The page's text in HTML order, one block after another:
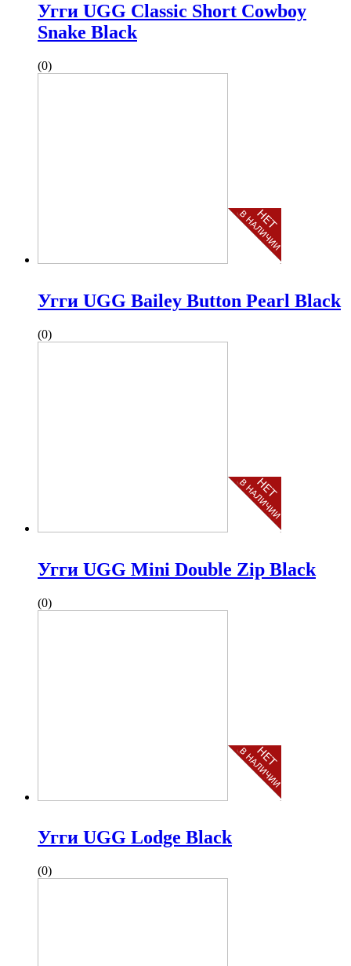
Угги UGG Classic Short Cowboy
Snake Black
(0)
Угги UGG Bailey Button Pearl Black
(0)
Угги UGG Mini Double Zip Black
(0)
Угги UGG Lodge Black
(0)